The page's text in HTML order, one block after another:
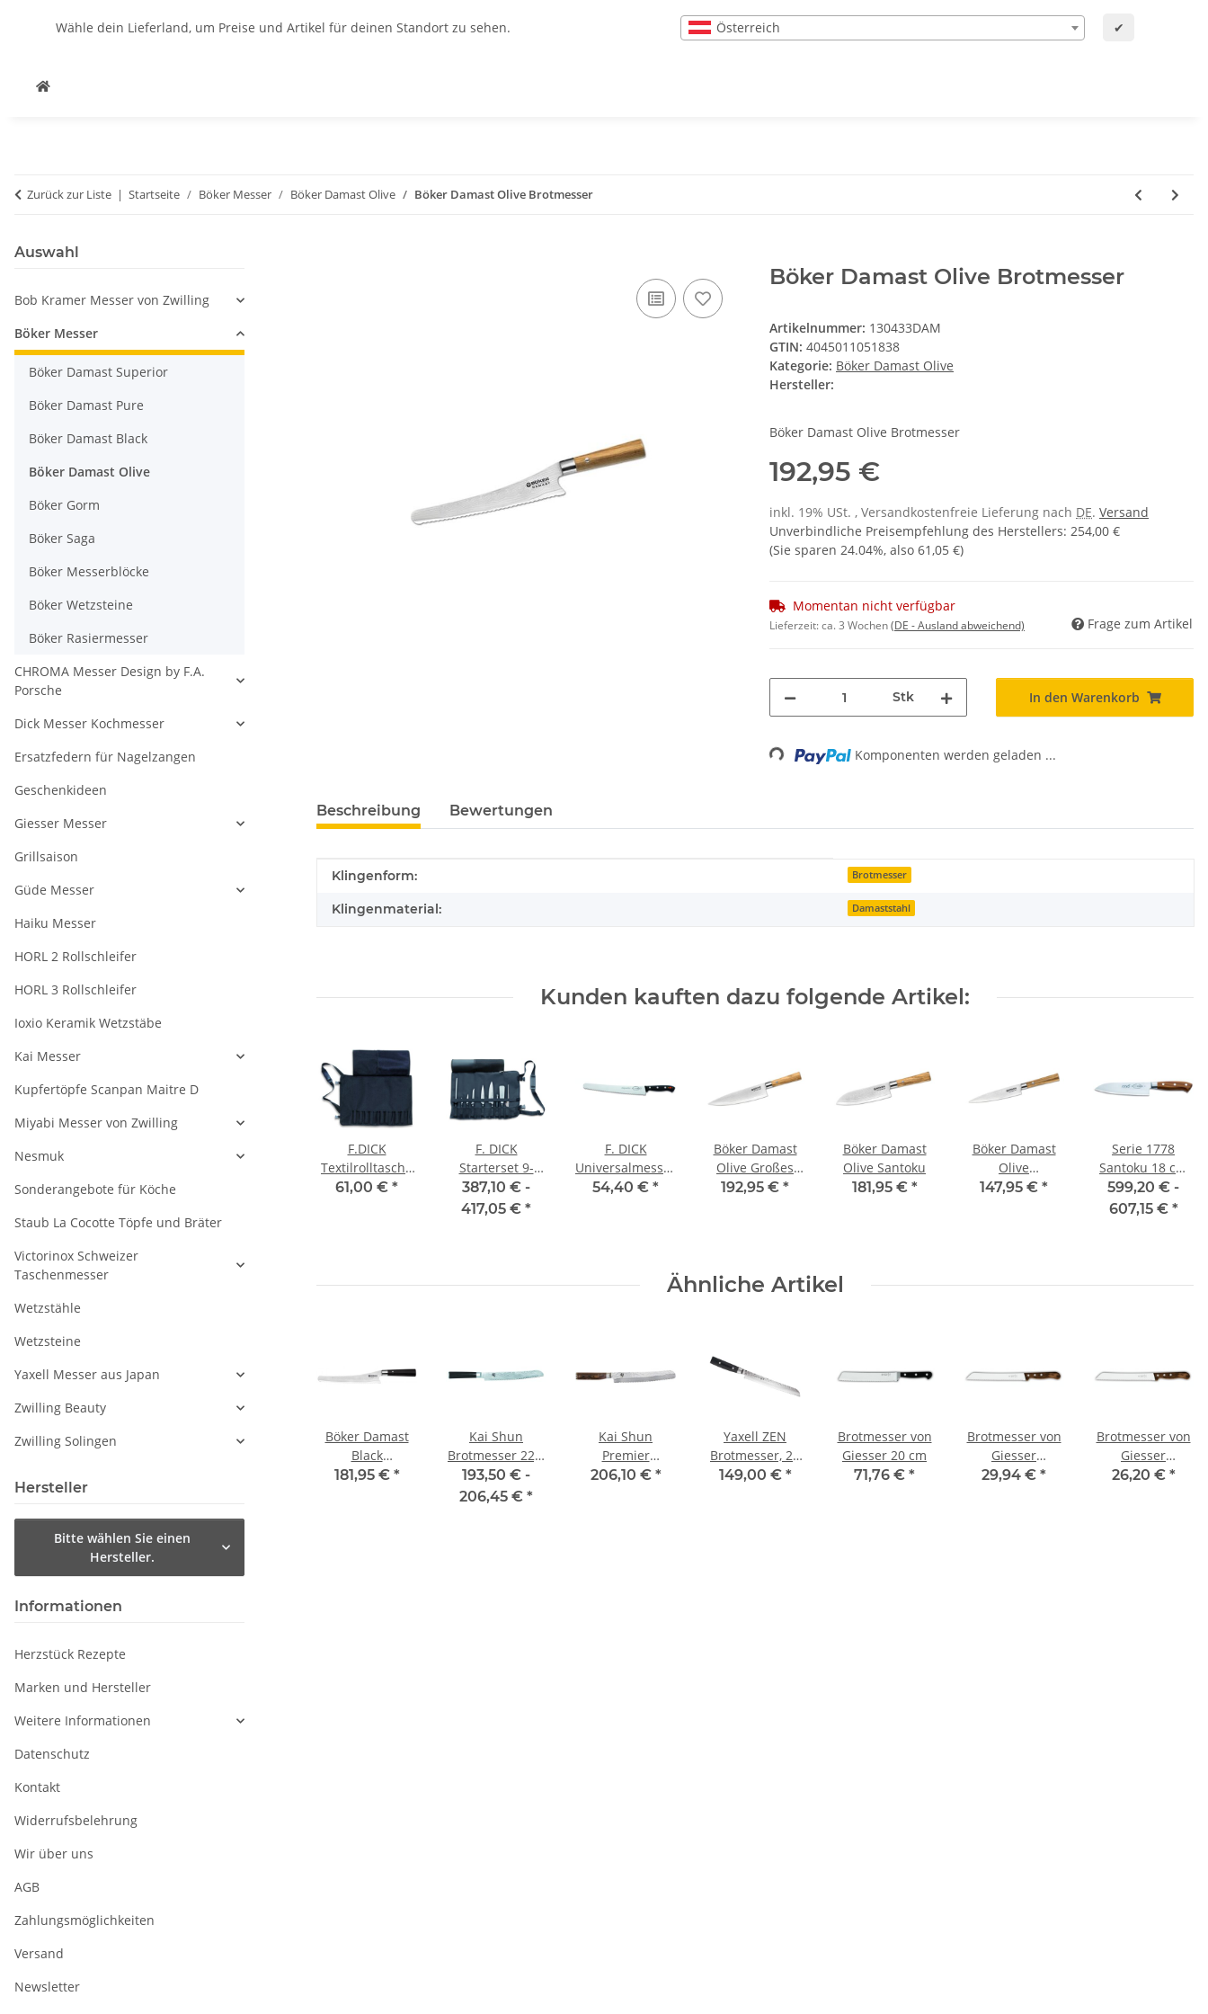
Wähle dein Lieferland, um Preise und Artikel für deinen Standort zu sehen. Österreich ✔
Zurück zur Liste Startseite Böker Messer Böker Damast Olive Böker Damast Olive Brotmesser
Böker Damast Olive Brotmesser
Artikelnummer: 130433DAM
GTIN: 4045011051838
Kategorie: Böker Damast Olive
Hersteller:
Böker Damast Olive Brotmesser
192,95 €
inkl. 19% USt. , Versandkostenfreie Lieferung nach DE. Versand
Unverbindliche Preisempfehlung des Herstellers: 254,00 €
(Sie sparen 24.04%, also 61,05 €)
Momentan nicht verfügbar
Lieferzeit:ca. 3 Wochen(DE - Ausland abweichend) Frage zum Artikel
Stk In den Warenkorb
Loading... Komponenten werden geladen ...
Beschreibung Bewertungen
Produkteigenschaft
Wert
Klingenform: Brotmesser
Klingenmaterial: Damaststahl
Kunden kauften dazu folgende Artikel:
F.DICK
Textilrolltasche
leer, für 12 Teile
61,00 € *
F. DICK
Starterset 9-
teilig
387,10 € -
417,05 € *
F. DICK
Universalmesser
Superior, 26cm
54,40 € *
Böker Damast
Olive Großes
Kochmesser
192,95 € *
Böker Damast
Olive Santoku
181,95 € *
Böker Damast
Olive
Allzweckmesser
147,95 € *
Serie 1778
Santoku 18 cm
von F. Dick
599,20 € -
607,15 € *
Ähnliche Artikel
von
Prime Line Chef
CHROMA Type
Böker Damast
Black
Brotmesser
181,95 € *
Kai Shun
Brotmesser 22,5
cm,
gegenläufiger
193,50 € -
206,45 € *
Kai Shun
Premier
Brotmesser 25
206,10 € *
Yaxell ZEN
Brotmesser, 24
cm
149,00 € *
Brotmesser von
Giesser 20 cm
71,76 € *
Brotmesser von
Giesser
Wellenschliff 21
29,94 € *
Brotmesser von
Giesser
Wellenschliff 24
26,20 € *
Auswahl
Bob Kramer Messer von Zwilling
Böker Messer
Böker Damast Superior
Böker Damast Pure
Böker Damast Black
Böker Damast Olive
Böker Gorm
Böker Saga
Böker Messerblöcke
Böker Wetzsteine
Böker Rasiermesser
CHROMA Messer Design by F.A.
Porsche
Dick Messer Kochmesser
Ersatzfedern für Nagelzangen
Geschenkideen
Giesser Messer
Grillsaison
Güde Messer
Haiku Messer
HORL 2 Rollschleifer
HORL 3 Rollschleifer
Ioxio Keramik Wetzstäbe
Kai Messer
Kupfertöpfe Scanpan Maitre D
Miyabi Messer von Zwilling
Nesmuk
Sonderangebote für Köche
Staub La Cocotte Töpfe und Bräter
Victorinox Schweizer
Taschenmesser
Wetzstähle
Wetzsteine
Yaxell Messer aus Japan
Zwilling Beauty
Zwilling Solingen
Hersteller
Bitte wählen Sie einen
Hersteller.
Informationen
Herzstück Rezepte
Marken und Hersteller
Weitere Informationen
Datenschutz
Kontakt
Widerrufsbelehrung
Wir über uns
AGB
Zahlungsmöglichkeiten
Versand
Newsletter